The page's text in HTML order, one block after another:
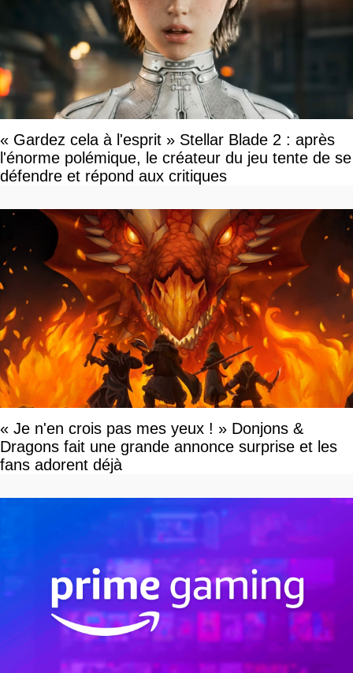
« Gardez cela à l'esprit » Stellar Blade 2 : après
l'énorme polémique, le créateur du jeu tente de se
défendre et répond aux critiques
« Je n'en crois pas mes yeux ! » Donjons &
Dragons fait une grande annonce surprise et les
fans adorent déjà